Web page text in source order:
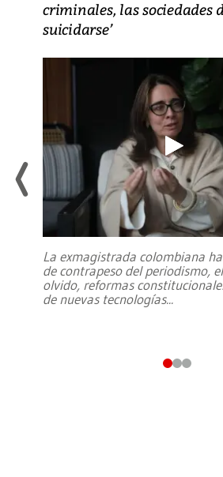
criminales, las sociedades
suicidarse’
La exmagistrada colombiana
de contrapeso del periodismo,
olvido, reformas
de nuevas tecnologías...